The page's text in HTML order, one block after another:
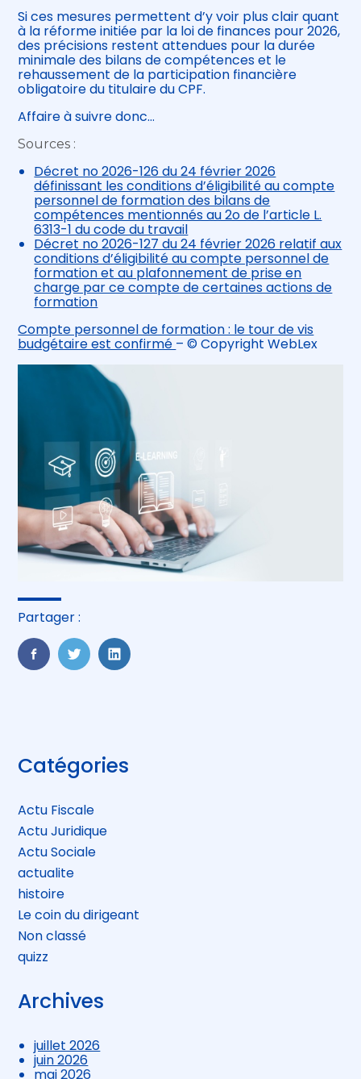
Si ces mesures permettent d’y voir plus clair quant
à la réforme initiée par la loi de finances pour 2026,
des précisions restent attendues pour la durée
minimale des bilans de compétences et le
rehaussement de la participation financière
obligatoire du titulaire du CPF.
Affaire à suivre donc…
Sources :
Décret no 2026-126 du 24 février 2026
définissant les conditions d’éligibilité au compte
personnel de formation des bilans de
compétences mentionnés au 2o de l’article L.
6313-1 du code du travail
Décret no 2026-127 du 24 février 2026 relatif aux
conditions d’éligibilité au compte personnel de
formation et au plafonnement de prise en
charge par ce compte de certaines actions de
formation
Compte personnel de formation : le tour de vis
budgétaire est confirmé – © Copyright WebLex
Partager :
FaceBook
TwitterLinkedIn
Blog
sidebar
Catégories
Actu Fiscale
Actu Juridique
Actu Sociale
actualite
histoire
Le coin du dirigeant
Non classé
quizz
Archives
juillet 2026
juin 2026
mai 2026